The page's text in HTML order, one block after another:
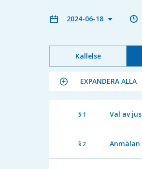
2024-06-18
Kallelse
EXPANDERA ALLA
§ 1 Val av
§ 2